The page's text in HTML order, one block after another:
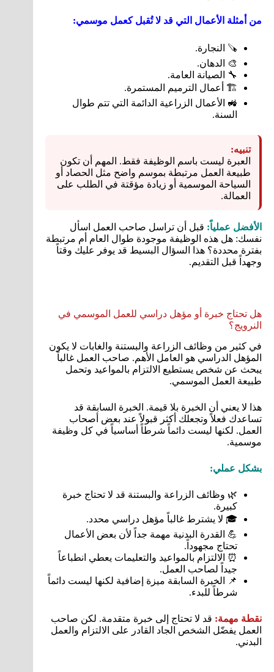
من أمثلة الأعمال التي قد لا تُقبل كعمل موسمي:
🪚 النجارة.
🎨 الدهان.
🔧 الصيانة العامة.
🏗️ أعمال الترميم المستمرة.
🚜 الأعمال الزراعية الدائمة التي تتم طوال
السنة.
تنبيه:
العبرة ليست باسم الوظيفة فقط. المهم أن تكون
طبيعة العمل مرتبطة بموسم واضح مثل الحصاد أو
السياحة الموسمية أو زيادة مؤقتة في الطلب على
العمالة.
الأفضل عملياً: قبل أن تراسل صاحب العمل اسأل
نفسك: هل هذه الوظيفة موجودة طوال العام أم مرتبطة
بفترة محددة؟ هذا السؤال البسيط قد يوفر عليك وقتاً
وجهداً قبل التقديم.
هل تحتاج خبرة أو مؤهل دراسي للعمل الموسمي في
النرويج؟
في كثير من وظائف الزراعة والبستنة والغابات لا يكون
المؤهل الدراسي هو العامل الأهم. صاحب العمل غالباً
يبحث عن شخص يستطيع الالتزام بالمواعيد وتحمل
طبيعة العمل الموسمي.
هذا لا يعني أن الخبرة بلا قيمة. الخبرة السابقة قد
تساعدك فعلاً وتجعلك أكثر قبولاً عند بعض أصحاب
العمل. لكنها ليست دائماً شرطاً أساسياً في كل وظيفة
موسمية.
بشكل عملي:
🌿 وظائف الزراعة والبستنة قد لا تحتاج خبرة
كبيرة.
🎓 لا يشترط غالباً مؤهل دراسي محدد.
💪 القدرة البدنية مهمة جداً لأن بعض الأعمال
تحتاج مجهوداً.
⏰ الالتزام بالمواعيد والتعليمات يعطي انطباعاً
جيداً لصاحب العمل.
📌 الخبرة السابقة ميزة إضافية لكنها ليست دائماً
شرطاً للبدء.
نقطة مهمة: قد لا تحتاج إلى خبرة متقدمة. لكن صاحب
العمل يفضّل الشخص الجاد القادر على الالتزام والعمل
البدني.